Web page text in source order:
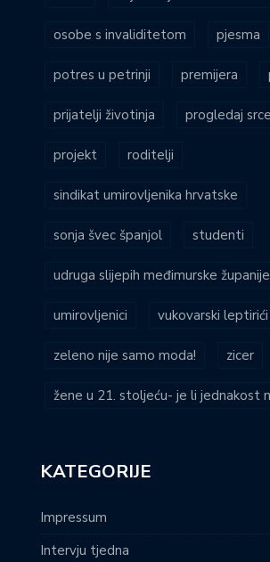
osobe s invaliditetom pjesma
potres u petrinji premijera
prijatelji životinja progledaj
projekt roditelji
sindikat umirovljenika hrvatske
sonja švec španjol studenti
udruga slijepih međimurske županije
umirovljenici vukovarski leptirići
zeleno nije samo moda! zicer
žene u 21. stoljeću- je li jednakost
KATEGORIJE
Impressum
Intervju tjedna